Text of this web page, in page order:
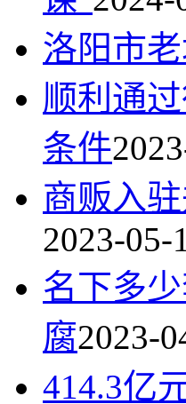
洛阳市
顺利通
条件
商贩入
2023-05-
名下多
腐2023-
414.3亿